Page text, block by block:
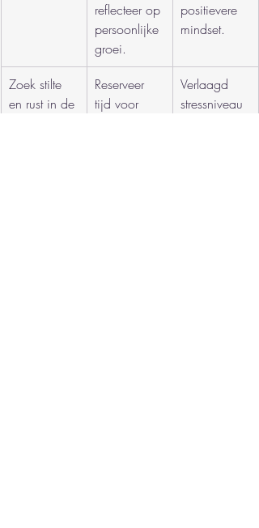
reflecteer op
persoonlijke
groei.
positievere
mindset.
Zoek stilte
en rust in de
Reserveer
tijd voor
Verlaagd
stressniveau